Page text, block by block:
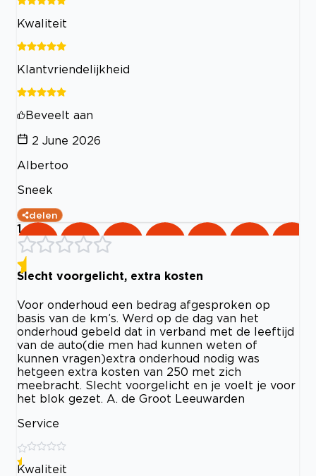
Kwaliteit
Klantvriendelijkheid
Beveelt aan
2 June 2026
Albertoo
Sneek
delen
1
Slecht voorgelicht, extra kosten
Voor onderhoud een bedrag afgesproken op
basis van de km’s. Werd op de dag van het
onderhoud gebeld dat in verband met de leeftijd
van de auto(die men had kunnen weten of
kunnen vragen)extra onderhoud nodig was
hetgeen extra kosten van 250 met zich
meebracht. Slecht voorgelicht en je voelt je voor
het blok gezet. A. de Groot Leeuwarden
Service
Kwaliteit